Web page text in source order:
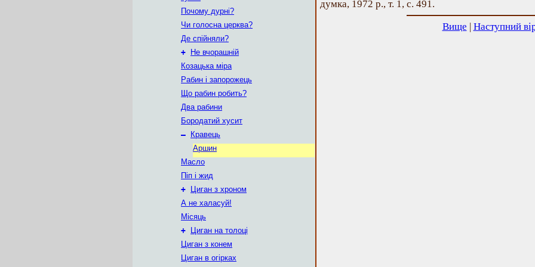
Почому дурні?
Чи голосна церква?
Де спійняли?
+
Не вчорашній
Козацька міра
Рабин i запорожець
Що рабин робить?
Два рабини
Бородатий хусит
–
Кравець
Аршин
Масло
Піп і жид
+
Циган з хроном
А не халасуй!
Місяць
+
Циган на толоці
Циган з конем
Циган в огірках
думка, 1972 р., т. 1, с. 491.
Вище | Наступний